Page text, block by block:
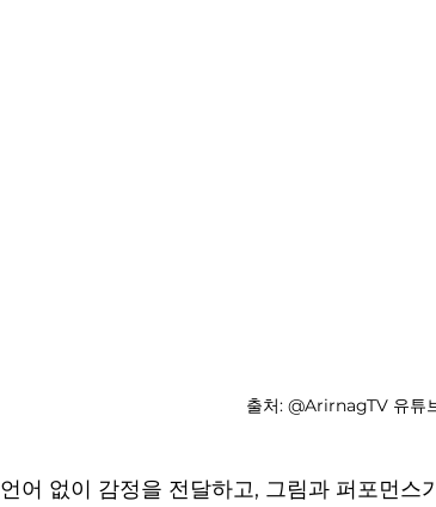
출처: @ArirnagTV 유튜
언어 없이 감정을 전달하고, 그림과 퍼포먼